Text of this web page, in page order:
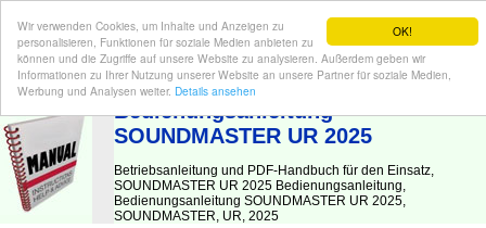
OK!
Wir verwenden Cookies, um Inhalte und Anzeigen zu
personalisieren, Funktionen für soziale Medien anbieten zu
können und die Zugriffe auf unsere Website zu analysieren. Außerdem geben wir
Informationen zu Ihrer Nutzung unserer Website an unsere Partner für soziale Medien,
Werbung und Analysen weiter. Details ansehen
BEDIENUNGSANLEITUNG| Hier finden Sie die deutsche Anleitung!
Bedienungsanleitung
SOUNDMASTER UR 2025
Betriebsanleitung und PDF-Handbuch für den Einsatz,
SOUNDMASTER UR 2025 Bedienungsanleitung,
Bedienungsanleitung SOUNDMASTER UR 2025,
SOUNDMASTER, UR, 2025